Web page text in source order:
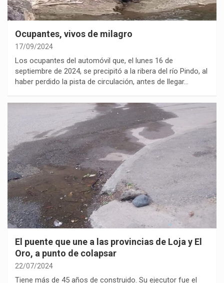
Ocupantes, vivos de milagro
17/09/2024
Los ocupantes del automóvil que, el lunes 16 de
septiembre de 2024, se precipitó a la ribera del río Pindo, al
haber perdido la pista de circulación, antes de llegar…
El puente que une a las provincias de Loja y El
Oro, a punto de colapsar
22/07/2024
Tiene más de 45 años de construido. Su ejecutor fue el